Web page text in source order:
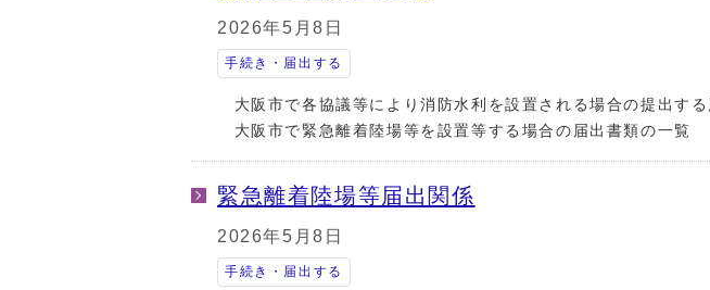
2026年5月8日
手続き・届出する
大阪市で各協議等により消防水利を設置される場合の提出す
大阪市で緊急離着陸場等を設置等する場合の届出書類の一覧
緊急離着陸場等届出関係
2026年5月8日
手続き・届出する